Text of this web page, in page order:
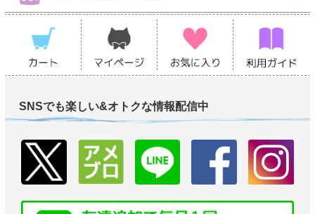
SNSでも楽しい&オトクな情報配信中